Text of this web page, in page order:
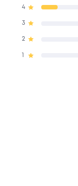
4
3
2